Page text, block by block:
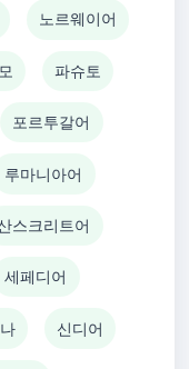
노르웨이어
파슈토
포르투갈어
루마니아어
스크리트어
세페디어
신디어